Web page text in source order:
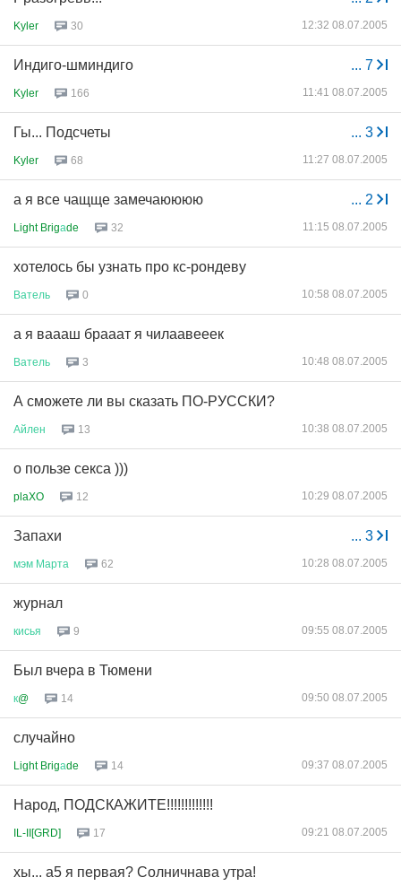
Kyler 30 12:32 08.07.2005
... 7
Индиго-шминдиго
Kyler 166 11:41 08.07.2005
... 3
Гы... Подсчеты
Kyler 68 11:27 08.07.2005
... 2
а я все чащще замечаюююю
Light Brigаde 32 11:15 08.07.2005
хотелось бы узнать про кс-рондеву
Ватель 0 10:58 08.07.2005
а я ваааш брааат я чилаавееек
Ватель 3 10:48 08.07.2005
А сможете ли вы сказать ПО-РУССКИ?
Айлен 13 10:38 08.07.2005
о пользе секса )))
plaXO 12 10:29 08.07.2005
... 3
Запахи
мэм Марта 62 10:28 08.07.2005
журнал
кисья 9 09:55 08.07.2005
Был вчера в Тюмени
к@ 14 09:50 08.07.2005
случайно
Light Brigаde 14 09:37 08.07.2005
Народ, ПОДСКАЖИТЕ!!!!!!!!!!!!!
IL-II[GRD] 17 09:21 08.07.2005
хы... а5 я первая? Солничнава утра!